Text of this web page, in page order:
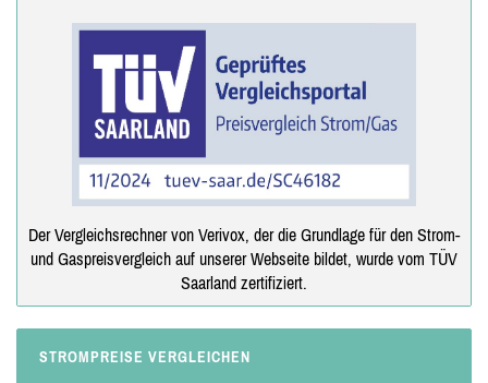
Der Vergleichsrechner von Verivox, der die Grundlage für den Strom-
und Gaspreisvergleich auf unserer Webseite bildet, wurde vom TÜV
Saarland zertifiziert.
STROMPREISE VERGLEICHEN